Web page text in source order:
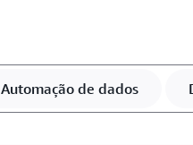
Automação de dados